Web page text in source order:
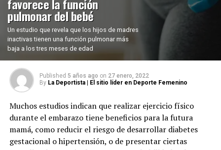
favorece la función
pulmonar del bebé
Un estudio que revela que los hijos de madres
inactivas tienen una función pulmonar más
baja a los tres meses de edad
Published 5 años ago on 27 enero, 2022
By La Deportista | El sitio líder en Deporte Femenino
Muchos estudios indican que realizar ejercicio físico
durante el embarazo tiene beneficios para la futura
mamá, como reducir el riesgo de desarrollar diabetes
gestacional o hipertensión, o de presentar ciertas